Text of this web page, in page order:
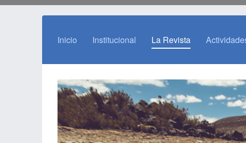
Inicio Institucional La Revista